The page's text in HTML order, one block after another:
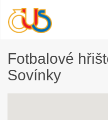
Fotbalové
Sovínky